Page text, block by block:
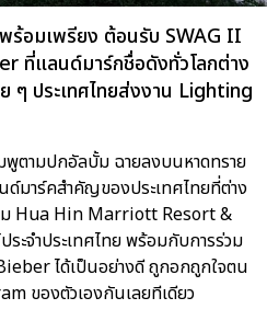
ร้อมเพรียง ต้อนรับ SWAG II
ที่แลนด์มาร์กชื่อดังทั่วโลกต่าง
ๆ ประเทศไทยส่งงาน Lighting
พูตามปกอัลบั้ม ฉายลงบนหาดทราย
ด์มาร์คสำคัญของประเทศไทยที่ต่าง
ม Hua Hin Marriott Resort &
ะจำประเทศไทย พร้อมกับการร่วม
ได้เป็นอย่างดี ถูกอกถูกใจตน
ของตัวเองกันเลยทีเดียว